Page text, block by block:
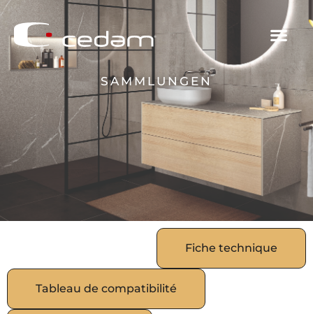
SAMMLUNGEN
Fiche technique
Tableau de compatibilité